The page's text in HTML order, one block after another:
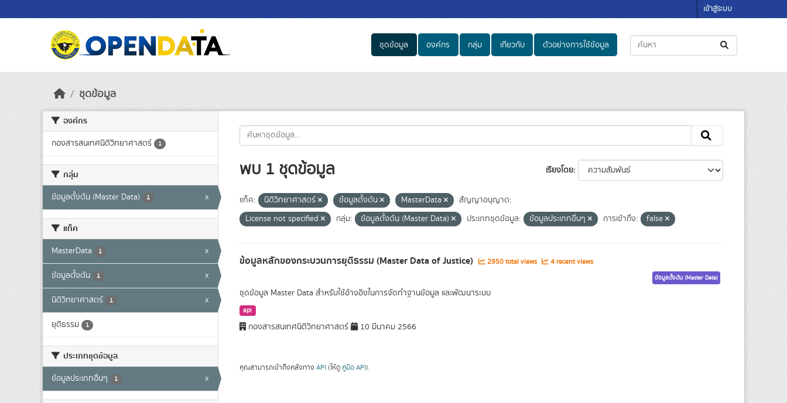
เข้าสู่ระบบ
ชุดข้อมูล องค์กร กลุ่ม เกี่ยวกับ ตัวอย่างการใช้ข้อมูล
ชุดข้อมูล
องค์กร
กองสารสนเทศนิติวิทยาศาสตร์ 1
กลุ่ม
ข้อมูลตั้งต้น (Master Data) 1 x
แท็ค
MasterData 1 x
ข้อมูลตั้งต้น 1 x
นิติวิทยาศาสตร์ 1 x
ยุติธรรม 1
ประเภทชุดข้อมูล
ข้อมูลประเภทอื่นๆ 1 x
เรียงโดย
พบ 1 ชุดข้อมูล
แท็ค: นิติวิทยาศาสตร์ ข้อมูลตั้งต้น MasterData
สัญญาอนุญาต:
License not specified
กลุ่ม: ข้อมูลตั้งต้น (Master Data) ประเภทชุดข้อมูล: ข้อมูลประเภทอื่นๆ การเข้าถึง: false
ข้อมูลหลักของกระบวนการยุติธรรม (Master Data of Justice) 2950 total views 4 recent views
ข้อมูลตั้งต้น (Master Data)
ชุดข้อมูล Master Data สำหรับใช้อ้างอิงในการจัดทำฐานข้อมูล และพัฒนาระบบ
api
กองสารสนเทศนิติวิทยาศาสตร์ 10 มีนาคม 2566
คุณสามารถเข้าถึงคลังทาง API (ให้ดู คู่มือ API).